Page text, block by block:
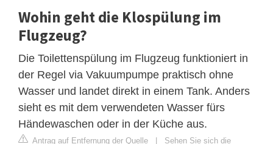
Wohin geht die Klospülung im
Flugzeug?
Die Toilettenspülung im Flugzeug funktioniert in
der Regel via Vakuumpumpe praktisch ohne
Wasser und landet direkt in einem Tank. Anders
sieht es mit dem verwendeten Wasser fürs
Händewaschen oder in der Küche aus.
Antrag auf Entfernung der Quelle
Sehen Sie sich die